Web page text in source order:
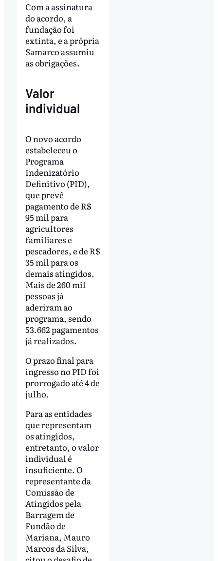
Com a assinatura
do acordo, a
fundação foi
extinta, e a própria
Samarco assumiu
as obrigações.
Valor
individual
O novo acordo
estabeleceu o
Programa
Indenizatório
Definitivo (PID),
que prevê
pagamento de R$
95 mil para
agricultores
familiares e
pescadores, e de R$
35 mil para os
demais atingidos.
Mais de 260 mil
pessoas já
aderiram ao
programa, sendo
53.662 pagamentos
já realizados.
O prazo final para
ingresso no PID foi
prorrogado até 4 de
julho.
Para as entidades
que representam
os atingidos,
entretanto, o valor
individual é
insuficiente. O
representante da
Comissão de
Atingidos pela
Barragem de
Fundão de
Mariana, Mauro
Marcos da Silva,